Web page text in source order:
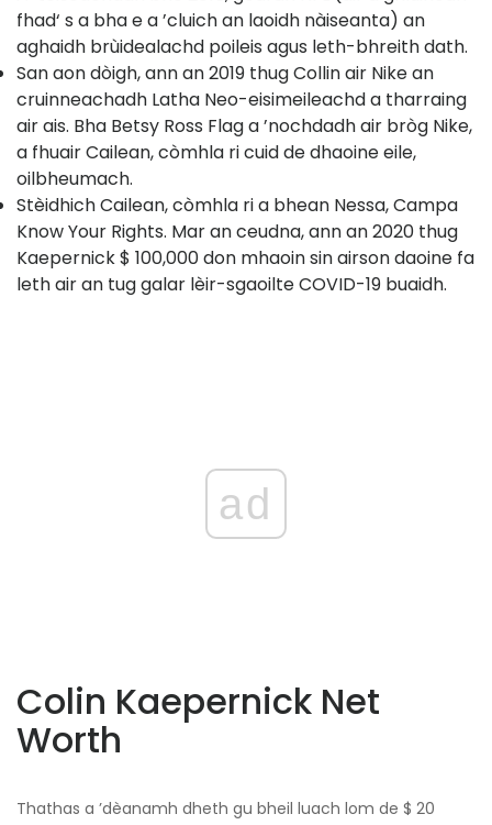
fhad‘ s a bha e a ’cluich an laoidh nàiseanta) an
aghaidh brùidealachd poileis agus leth-bhreith dath.
San aon dòigh, ann an 2019 thug Collin air Nike an
cruinneachadh Latha Neo-eisimeileachd a tharraing
air ais. Bha Betsy Ross Flag a ’nochdadh air bròg Nike,
a fhuair Cailean, còmhla ri cuid de dhaoine eile,
oilbheumach.
Stèidhich Cailean, còmhla ri a bhean Nessa, Campa
Know Your Rights. Mar an ceudna, ann an 2020 thug
Kaepernick $ 100,000 don mhaoin sin airson daoine fa
leth air an tug galar lèir-sgaoilte COVID-19 buaidh.
ad
Colin Kaepernick Net
Worth
Thathas a ’dèanamh dheth gu bheil luach lom de $ 20